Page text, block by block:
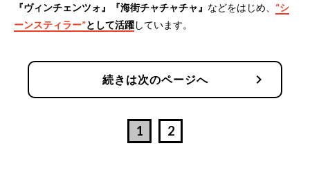
『ヴィンチェンツォ』『海街チャチャチャ』 などをはじめ、 “シ
ーンスティラー”として活躍しています。
続きは次のページへ chevron_right
1 2